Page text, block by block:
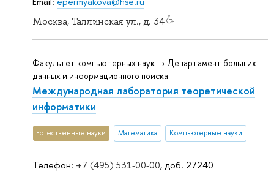
Москва, Таллинская ул., д. 34
Телефон: +7 (495) 531-00-00, доб. 27240
Факультет компьютерных наук → Департамент больших
данных и информационного поиска
Международная лаборатория теоретической
информатики
Естественные науки Математика Компьютерные науки